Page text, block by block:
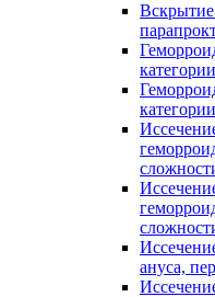
Вскрытие
ануса,